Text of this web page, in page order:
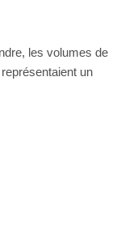
les volumes de
un